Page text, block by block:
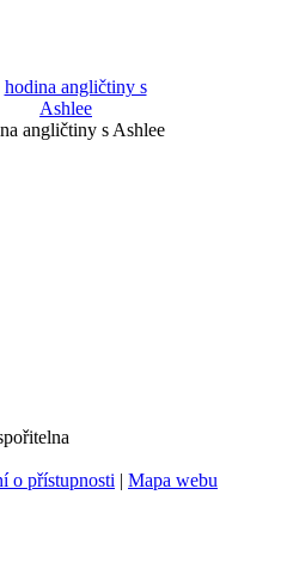
angličtiny s Ashlee
o přístupnosti | Mapa webu